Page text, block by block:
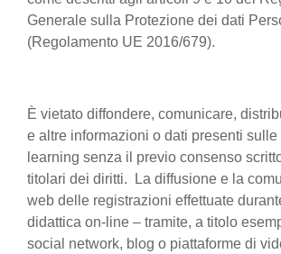
Generale sulla Protezione dei dati
(Regolamento UE 2016/679).
È vietato diffondere, comunicare,
e altre informazioni o dati presenti sulle
learning senza il previo consenso
titolari dei diritti. La diffusione e la
web delle registrazioni effettuate
didattica on-line – tramite, a titolo
social network, blog o piattaforme di